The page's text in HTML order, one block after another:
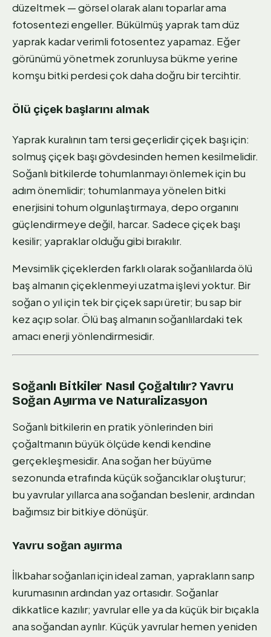
düzeltmek — görsel olarak alanı toparlar ama
fotosentezi engeller. Bükülmüş yaprak tam düz
yaprak kadar verimli fotosentez yapamaz. Eğer
görünümü yönetmek zorunluysa bükme yerine
komşu bitki perdesi çok daha doğru bir tercihtir.
Ölü çiçek başlarını almak
Yaprak kuralının tam tersi geçerlidir çiçek başı için:
solmuş çiçek başı gövdesinden hemen kesilmelidir.
Soğanlı bitkilerde tohumlanmayı önlemek için bu
adım önemlidir; tohumlanmaya yönelen bitki
enerjisini tohum olgunlaştırmaya, depo organını
güçlendirmeye değil, harcar. Sadece çiçek başı
kesilir; yapraklar olduğu gibi bırakılır.
Mevsimlik çiçeklerden farklı olarak soğanlılarda ölü
baş almanın çiçeklenmeyi uzatma işlevi yoktur. Bir
soğan o yıl için tek bir çiçek sapı üretir; bu sap bir
kez açıp solar. Ölü baş almanın soğanlılardaki tek
amacı enerji yönlendirmesidir.
Soğanlı Bitkiler Nasıl Çoğaltılır? Yavru
Soğan Ayırma ve Naturalizasyon
Soğanlı bitkilerin en pratik yönlerinden biri
çoğaltmanın büyük ölçüde kendi kendine
gerçekleşmesidir. Ana soğan her büyüme
sezonunda etrafında küçük soğancıklar oluşturur;
bu yavrular yıllarca ana soğandan beslenir, ardından
bağımsız bir bitkiye dönüşür.
Yavru soğan ayırma
İlkbahar soğanları için ideal zaman, yaprakların sarıp
kurumasının ardından yaz ortasıdır. Soğanlar
dikkatlice kazılır; yavrular elle ya da küçük bir bıçakla
ana soğandan ayrılır. Küçük yavrular hemen yeniden